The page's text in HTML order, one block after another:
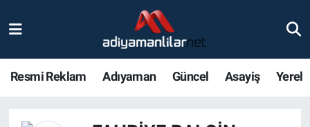
Resmi Reklam Adıyaman Güncel Asayiş Yerel
Röportajlar
Nöbetçi Eczaneler
Adiyaman Namaz Vakitleri